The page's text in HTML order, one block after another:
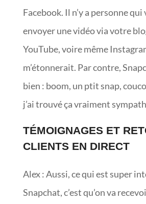
Facebook. Il n’y a personne qui
envoyer une vidéo via votre
YouTube, voire même
m’étonnerait. Par contre,
bien : boom, un ptit snap,
j’ai trouvé ça vraiment
TÉMOIGNAGES ET
CLIENTS EN DIRECT
Alex : Aussi, ce qui est super
Snapchat, c’est qu’on va